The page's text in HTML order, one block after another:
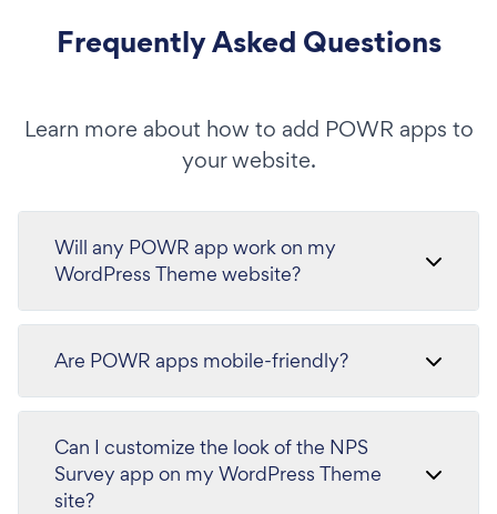
Frequently Asked Questions
Learn more about how to add POWR apps to
your website.
Will any POWR app work on my
WordPress Theme website?
Are POWR apps mobile-friendly?
Can I customize the look of the NPS
Survey app on my WordPress Theme
site?